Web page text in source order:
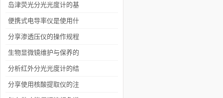
之间的差异
岛津荧光分光光度计的基
本原理
便携式电导率仪是使用什
么方法进行测量的？
分享渗透压仪的操作规程
生物显微镜维护与保养的
基本要求
分析红外分光光度计的结
构组成
分享使用核酸提取仪的注